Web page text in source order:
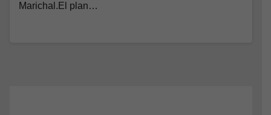
Marichal.El plan…